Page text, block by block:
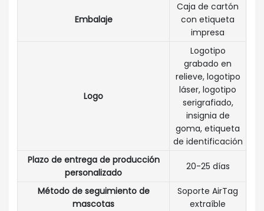
Embalaje
Caja de cartón
con etiqueta
impresa
Logo
Logotipo
grabado en
relieve, logotipo
láser, logotipo
serigrafiado,
insignia de
goma, etiqueta
de identificación
Plazo de entrega de producción
personalizado
20-25 días
Método de seguimiento de
mascotas
Soporte AirTag
extraíble